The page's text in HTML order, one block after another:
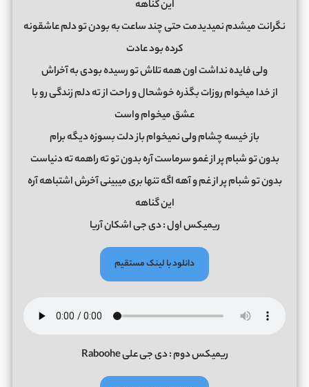
این گناهه
نگرانت میشدم نمیدیدمت حتی چند ساعت به بودن تو دلم عاشقونه
کرده بود عادت
ولی فایده نداشت اون همه تلاش تو رسیده بودی به آخراش
از خدا میخوام روزات بگذره خوشحال و راحت از ته دلم زندگی رو با
عشق میخوام واست
باز خیسه چشام ولی نمیخوام باز دلت بسوزه دیگه برام
بدون تو شبام پر از غمو سرماست آره بدون تو ته راهمه ته دنیاست
بدون تو شبام پر از غم و آهه اگه تنها بری میبینی آخرش اشتباهه آره
این گناهه
ریمیکس اول : دی جی اشکان آریا
دانلود با لینک مستقیم
ریمیکس دوم : دی جی علی Raboohe